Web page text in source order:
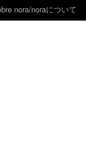
nora/noraについて